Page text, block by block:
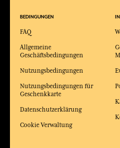
BEDINGUNGEN
FAQ
Allgemeine
Geschäftsbedingungen
Nutzungsbedingungen
Nutzungsbedingungen für
Geschenkkarte
Datenschutzerklärung
Cookie Verwaltung